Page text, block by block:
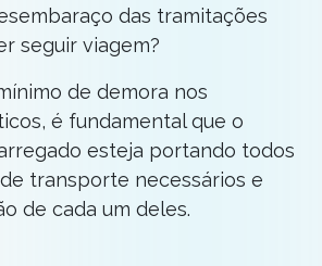
das tramitações
seguir viagem?
de demora nos
é fundamental que o
esteja portando todos
transporte necessários e
de cada um deles.